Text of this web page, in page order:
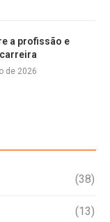
a profissão e
de 2026
(38)
(13)